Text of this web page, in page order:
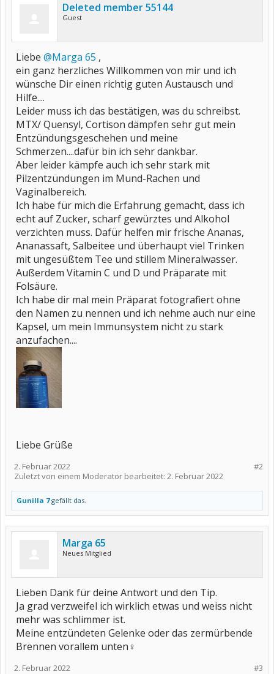
Deleted member 55144
Guest
Liebe @Marga 65 ,
ein ganz herzliches Willkommen von mir und ich
wünsche Dir einen richtig guten Austausch und
Hilfe....
Leider muss ich das bestätigen, was du schreibst.
MTX/ Quensyl, Cortison dämpfen sehr gut mein
Entzündungsgeschehen und meine
Schmerzen....dafür bin ich sehr dankbar.
Aber leider kämpfe auch ich sehr stark mit
Pilzentzündungen im Mund-Rachen und
Vaginalbereich.
Ich habe für mich die Erfahrung gemacht, dass ich
echt auf Zucker, scharf gewürztes und Alkohol
verzichten muss. Dafür helfen mir frische Ananas,
Ananassaft, Salbeitee und überhaupt viel Trinken
mit ungesüßtem Tee und stillem Mineralwasser.
Außerdem Vitamin C und D und Präparate mit
Folsäure.
Ich habe dir mal mein Präparat fotografiert ohne
den Namen zu nennen und ich nehme auch nur eine
Kapsel, um mein Immunsystem nicht zu stark
anzufachen....
Liebe Grüße
#2
2. Februar 2022
Zuletzt von einem Moderator bearbeitet: 2. Februar 2022
Gunilla 7gefällt das.
Marga 65
Neues Mitglied
Lieben Dank für deine Antwort und den Tip.
Ja grad verzweifel ich wirklich etwas und weiss nicht
mehr was schlimmer ist.
Meine entzündeten Gelenke oder das zermürbende
Brennen vorallem unten‍♀️
#3
2. Februar 2022